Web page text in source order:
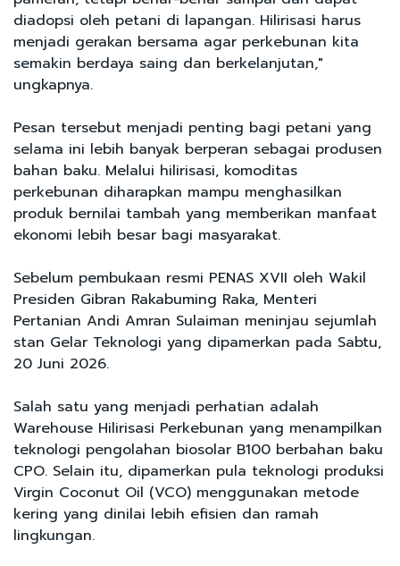
diadopsi oleh petani di lapangan. Hilirisasi harus
menjadi gerakan bersama agar perkebunan kita
semakin berdaya saing dan berkelanjutan,"
ungkapnya.
Pesan tersebut menjadi penting bagi petani yang
selama ini lebih banyak berperan sebagai produsen
bahan baku. Melalui hilirisasi, komoditas
perkebunan diharapkan mampu menghasilkan
produk bernilai tambah yang memberikan manfaat
ekonomi lebih besar bagi masyarakat.
Sebelum pembukaan resmi PENAS XVII oleh Wakil
Presiden Gibran Rakabuming Raka, Menteri
Pertanian Andi Amran Sulaiman meninjau sejumlah
stan Gelar Teknologi yang dipamerkan pada Sabtu,
20 Juni 2026.
Salah satu yang menjadi perhatian adalah
Warehouse Hilirisasi Perkebunan yang menampilkan
teknologi pengolahan biosolar B100 berbahan baku
CPO. Selain itu, dipamerkan pula teknologi produksi
Virgin Coconut Oil (VCO) menggunakan metode
kering yang dinilai lebih efisien dan ramah
lingkungan.